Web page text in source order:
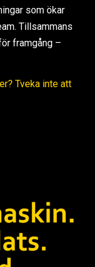
som ökar
Tillsammans
framgång –
Tveka inte att